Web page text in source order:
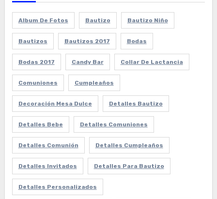
Album De Fotos Bautizo Bautizo Niño
Bautizos Bautizos 2017 Bodas
Bodas 2017 Candy Bar Collar De Lactancia
Comuniones Cumpleaños
Decoración Mesa Dulce Detalles Bautizo
Detalles Bebe Detalles Comuniones
Detalles Comunión Detalles Cumpleaños
Detalles Invitados Detalles Para Bautizo
Detalles Personalizados